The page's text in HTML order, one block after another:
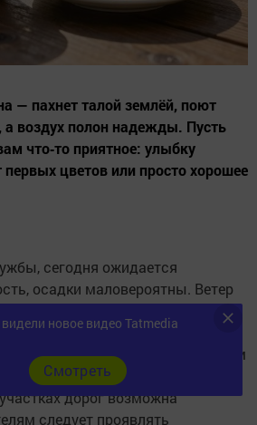
— пахнет талой землёй, поют
а воздух полон надежды. Пусть
что‑то приятное: улыбку
цветов или просто хорошее
сегодня ожидается
осадки маловероятны. Ветер
скоростью 3–8 м/с.
от +4°C до −1°C, в
понижение до −5°C. Днём
+9...+14°C. В ночные и утренние
дорог возможна
следует проявлять
новое видео Tatmedia
Cмотреть